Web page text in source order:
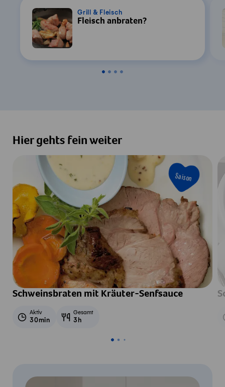
Grill & Fleisch
Fleisch anbraten?
Hier gehts fein weiter
Saison
Schweinsbraten mit Kräuter-Senfsauce
Aktiv
30min
Gesamt
3h